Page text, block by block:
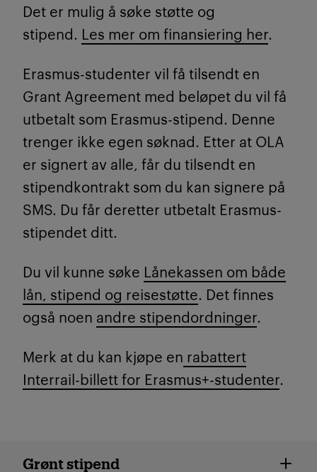
Det er mulig å søke støtte og
stipend. Les mer om finansiering her.
Erasmus-studenter vil få tilsendt en
Grant Agreement med beløpet du vil få
utbetalt som Erasmus-stipend. Denne
trenger ikke egen søknad. Etter at OLA
er signert av alle, får du tilsendt en
stipendkontrakt som du kan signere på
SMS. Du får deretter utbetalt Erasmus-
stipendet ditt.
Du vil kunne søke Lånekassen om både
lån, stipend og reisestøtte. Det finnes
også noen andre stipendordninger.
Merk at du kan kjøpe en rabattert
Interrail-billett for Erasmus+-studenter.
Grønnere utveksling
Grønt stipend